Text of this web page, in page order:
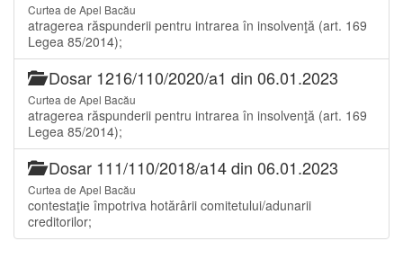
Curtea de Apel Bacău
atragerea răspunderii pentru intrarea în insolvenţă (art. 169
Legea 85/2014);
Dosar 1216/110/2020/a1 din 06.01.2023
Curtea de Apel Bacău
atragerea răspunderii pentru intrarea în insolvenţă (art. 169
Legea 85/2014);
Dosar 111/110/2018/a14 din 06.01.2023
Curtea de Apel Bacău
contestaţie împotriva hotărârii comitetului/adunarii
creditorilor;